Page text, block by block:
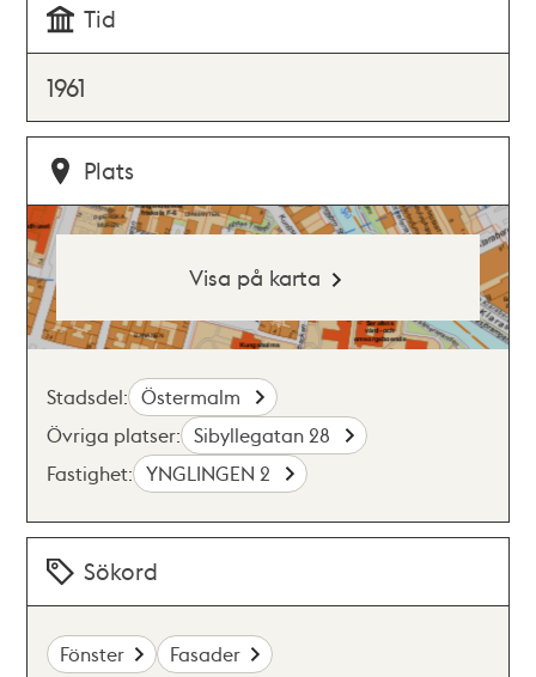
Tid
1961
Plats
Visa på karta
Stadsdel: Östermalm
Övriga platser: Sibyllegatan 28
Fastighet: YNGLINGEN 2
Sökord
Fönster Fasader